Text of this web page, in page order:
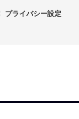
プライバシー設定